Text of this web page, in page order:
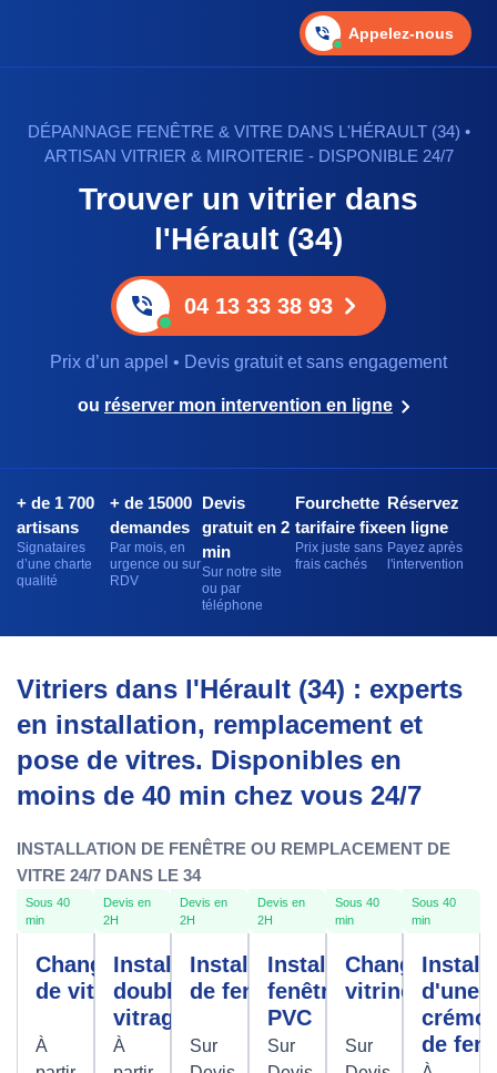
Appelez-nous
DÉPANNAGE FENÊTRE & VITRE DANS L'HÉRAULT (34) •
ARTISAN VITRIER & MIROITERIE - DISPONIBLE 24/7
Trouver un vitrier dans
l'Hérault (34)
04 13 33 38 93
Prix d’un appel • Devis gratuit et sans engagement
ou réserver mon intervention en ligne
+ de 1 700
artisans
Signataires
d’une charte
qualité
+ de 15000
demandes
Par mois, en
urgence ou sur
RDV
Devis
gratuit en 2
min
Sur notre site
ou par
téléphone
Fourchette
tarifaire fixe
Prix juste sans
frais cachés
Réservez
en ligne
Payez après
l'intervention
Vitriers dans l'Hérault (34) : experts
en installation, remplacement et
pose de vitres. Disponibles en
moins de 40 min chez vous 24/7
INSTALLATION DE FENÊTRE OU REMPLACEMENT DE
VITRE 24/7 DANS LE 34
Sous 40
min
Changement
de vitre
À
Devis en
2H
Installation
double
vitrage
À
Devis en
2H
Installation
de fenêtre
Sur
Devis en
2H
Installation
fenêtre
PVC
Sur
Sous 40
min
Changement
vitrine
Sur
Sous 40
min
d'une
de